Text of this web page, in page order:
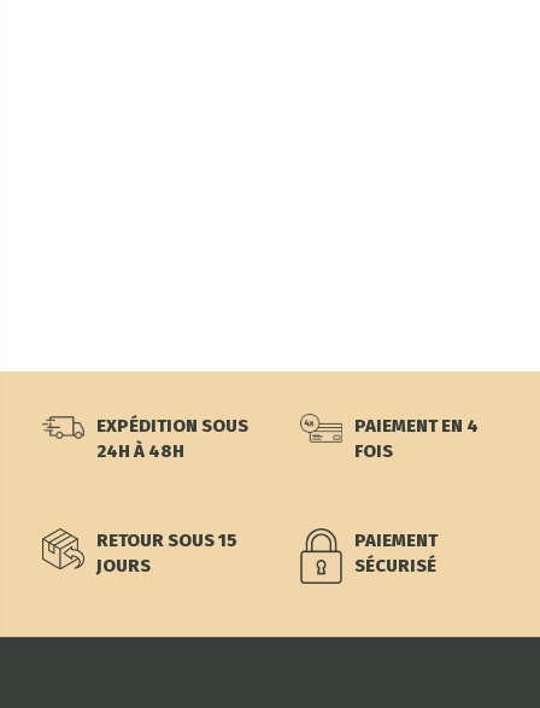
EXPÉDITION SOUS
24H À 48H
PAIEMENT EN 4
FOIS
RETOUR SOUS 15
JOURS
PAIEMENT
SÉCURISÉ